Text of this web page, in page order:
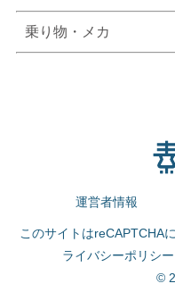
乗り物・メカ
運営者情報
このサイトはreCAPTCHA
ライバシーポリシー
©